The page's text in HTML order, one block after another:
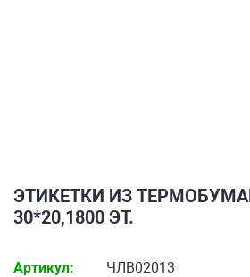
ЭТИКЕТКИ ИЗ
30*20,1800 ЭТ.
Артикул:
ЧЛВ02013